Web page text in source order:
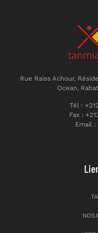
Rue Raiss Achour,
Ocean,
Tél :
Fax :
Email :
NOS